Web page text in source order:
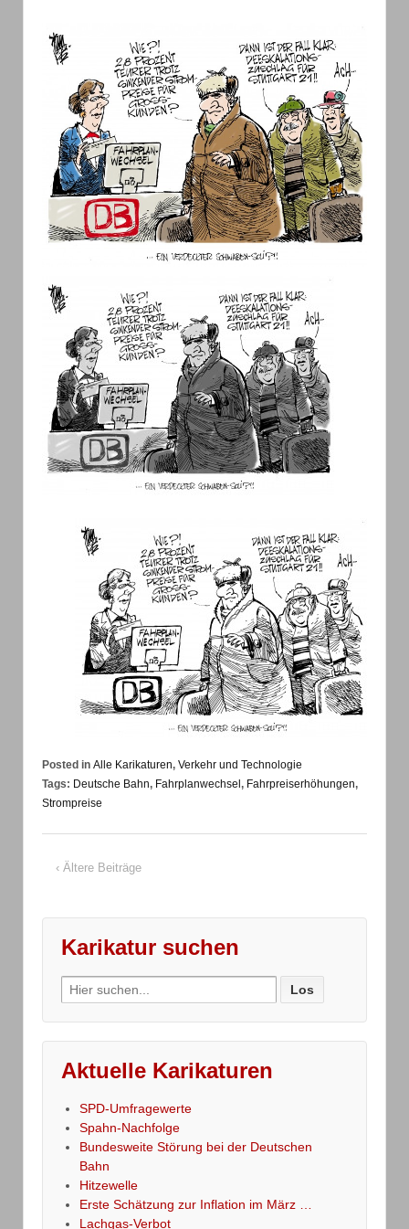
Posted in Alle Karikaturen, Verkehr und Technologie
Tags: Deutsche Bahn, Fahrplanwechsel, Fahrpreiserhöhungen,
Strompreise
‹ Ältere Beiträge
Karikatur suchen
Search
for:
Aktuelle Karikaturen
SPD-Umfragewerte
Spahn-Nachfolge
Bundesweite Störung bei der Deutschen
Bahn
Hitzewelle
Erste Schätzung zur Inflation im März …
Lachgas-Verbot